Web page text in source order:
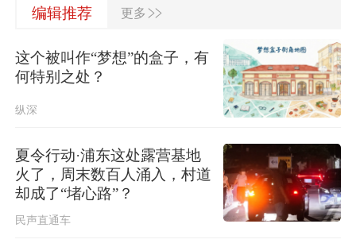
民进党当局封锁“台青e家”，国台办：
中白将举行“神鹰-2026”空降兵联合训
练
杭台高铁温玉段8月8日开通运营，车
票自8月7日17时起对外发售
编辑推荐 更多 >>
这个被叫作“梦想”的盒子，有
何特别之处？
纵深
夏令行动·浦东这处露营基地
火了，周末数百人涌入，村道
却成了“堵心路”？
民声直通车